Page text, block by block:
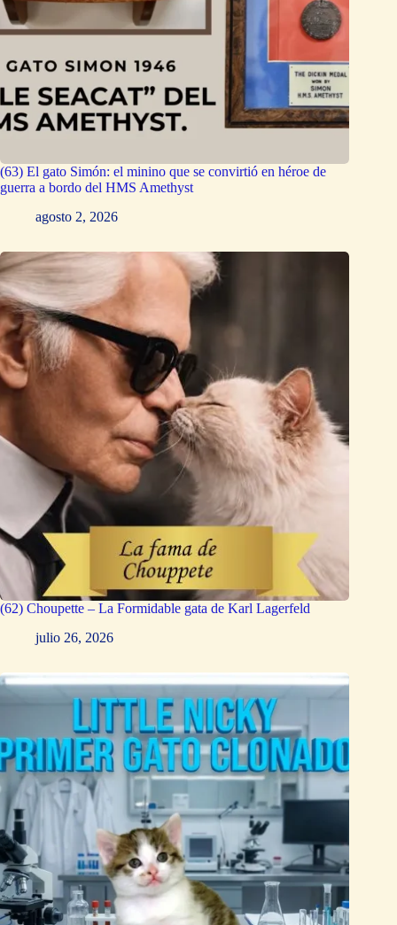
(63) El gato Simón: el minino que se convirtió en héroe de
guerra a bordo del HMS Amethyst
agosto 2, 2026
(62) Choupette – La Formidable gata de Karl Lagerfeld
julio 26, 2026